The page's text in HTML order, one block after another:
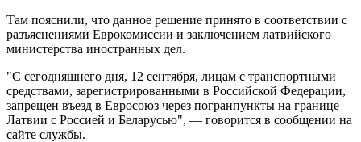
Там пояснили, что данное решение принято в соответствии с
разъяснениями Еврокомиссии и заключением латвийского
министерства иностранных дел.
"С сегодняшнего дня, 12 сентября, лицам с транспортными
средствами, зарегистрированными в Российской Федерации,
запрещен въезд в Евросоюз через погранпункты на границе
Латвии с Россией и Беларусью", — говорится в сообщении на
сайте службы.